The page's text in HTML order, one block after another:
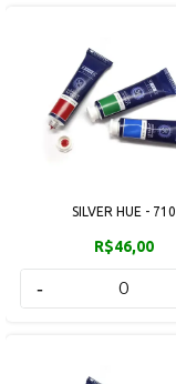
SILVER HUE - 710
R$46,00
-